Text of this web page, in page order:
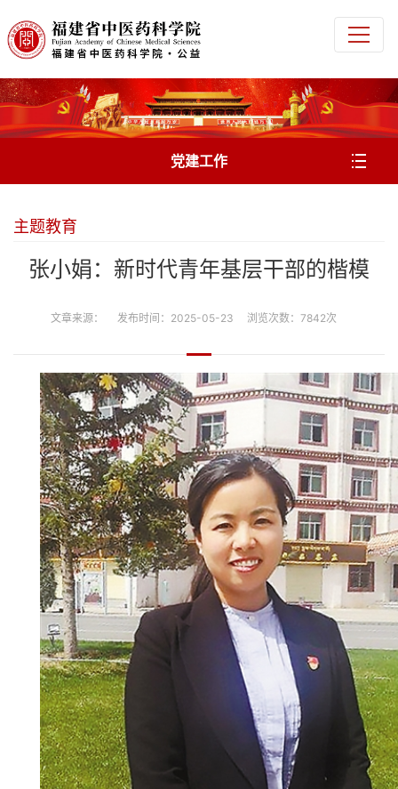
党建工作
主题教育
张小娟：新时代青年基层干部的楷模
文章来源： 发布时间：2025-05-23 浏览次数：7842次